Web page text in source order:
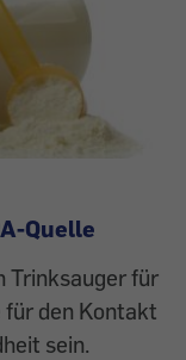
Quelle
Trinksauger für
für den Kontakt
sein.